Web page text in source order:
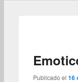
Publicado el16